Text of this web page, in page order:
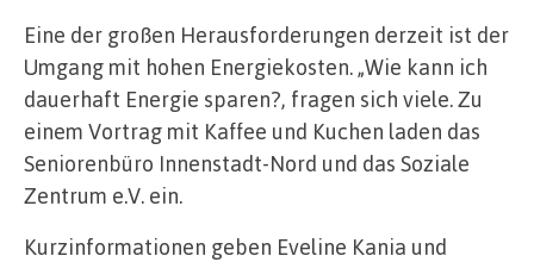
Eine der großen Herausforderungen derzeit ist der
Umgang mit hohen Energiekosten. „Wie kann ich
dauerhaft Energie sparen?, fragen sich viele. Zu
einem Vortrag mit Kaffee und Kuchen laden das
Seniorenbüro Innenstadt-Nord und das Soziale
Zentrum e.V. ein.
Kurzinformationen geben Eveline Kania und